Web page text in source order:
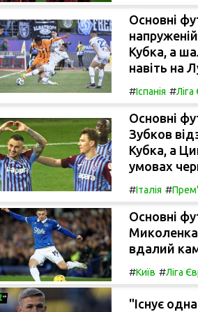
Основні
Кубка, а
навіть на
#Іспанія #
Основні
Зубков
Кубка, а
умовах
#Італія #
Основні
Миколенка
вдалий
#Київ #Ліга
"Існує